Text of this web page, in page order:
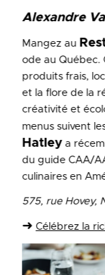
Alexandre
Mangez au
ode au Québec.
produits frais,
et la flore de la
créativité et
menus suivent
Hatleya
du guide CAA/
culinaires en
575, rue Hovey,
➜ Célébrez la